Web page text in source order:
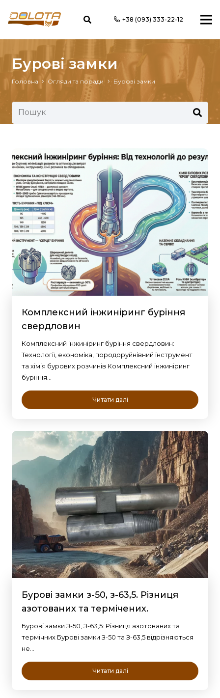
+38 (093) 333-22-12
Бурові замки
Головна Огляди та поради Бурові замки
Комплексний інжиніринг буріння
свердловин
Комплексний інжиніринг буріння свердловин:
Технології, економіка, породоруйнівний інструмент
та хімія бурових розчинів Комплексний інжиніринг
буріння…
Читати далі
Бурові замки з-50, з-63,5. Різниця
азотованих та термічених.
Бурові замки З-50, З-63,5: Різниця азотованих та
термічних Бурові замки З-50 та З-63,5 відрізняються
не…
Читати далі